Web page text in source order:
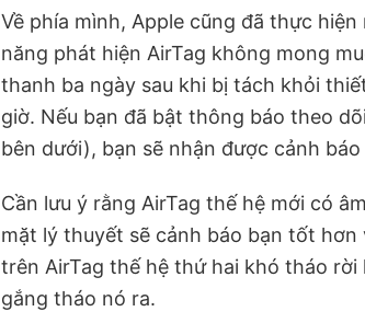
Về phía mình, Apple cũng đã thực
năng phát hiện AirTag không mong
thanh ba ngày sau khi bị tách khỏi
giờ. Nếu bạn đã bật thông báo theo
bên dưới), bạn sẽ nhận được cảnh
Cần lưu ý rằng AirTag thế hệ mới có
mặt lý thuyết sẽ cảnh báo bạn tốt
trên AirTag thế hệ thứ hai khó tháo
gắng tháo nó ra.